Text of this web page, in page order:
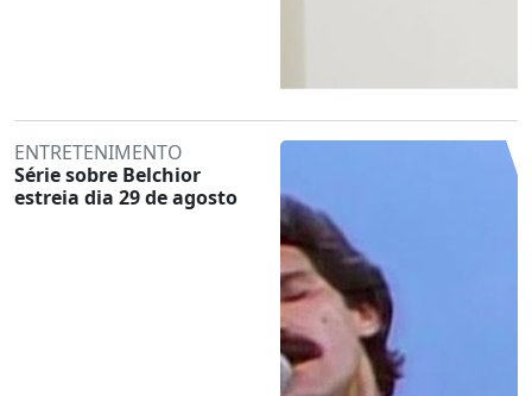
ENTRETENIMENTO
Série sobre Belchior
estreia dia 29 de agosto